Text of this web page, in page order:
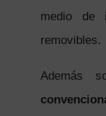
medio de
removibles.
Además